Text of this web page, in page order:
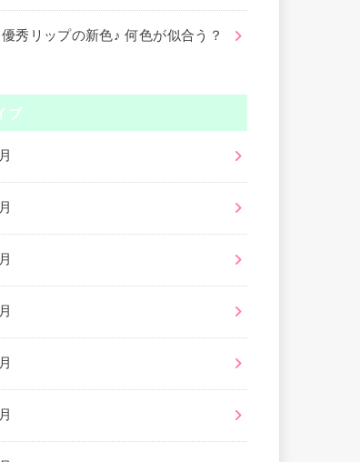
秀リップの新色♪ 何色が似合う？
ブ